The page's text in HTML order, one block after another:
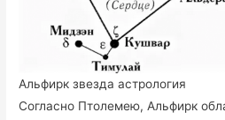
Альфирк звезда астрология
Согласно Птолемею, Альфирк